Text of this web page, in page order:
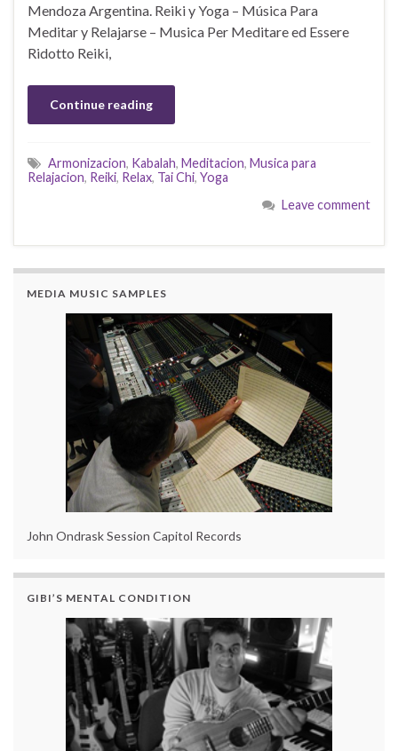
Mendoza Argentina. Reiki y Yoga – Música Para
Meditar y Relajarse – Musica Per Meditare ed Essere
Ridotto Reiki,
Continue reading
Armonizacion, Kabalah, Meditacion, Musica para
Relajacion, Reiki, Relax, Tai Chi, Yoga
Leave comment
MEDIA MUSIC SAMPLES
John Ondrask Session Capitol Records
GIBI’S MENTAL CONDITION